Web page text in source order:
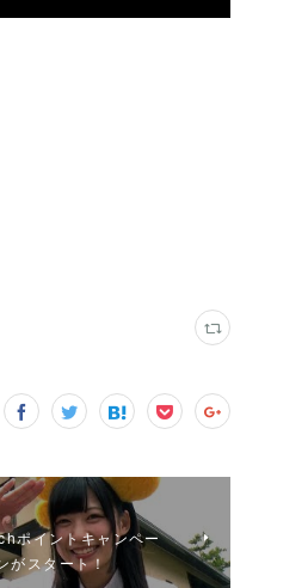
ポイントキャンペー
がスタート！